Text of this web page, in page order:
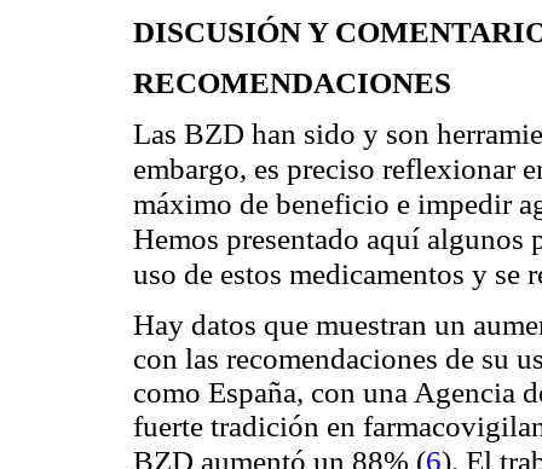
DISCUSIÓN Y
RECOMENDACIONES
Las BZD han sido y son
embargo, es preciso reflexionar
máximo de beneficio e impedir
Hemos presentado aquí algunos
uso de estos medicamentos y
Hay datos que muestran un
con las recomendaciones de su
como España, con una Agencia
fuerte tradición en
BZD aumentó un 88% (6). El